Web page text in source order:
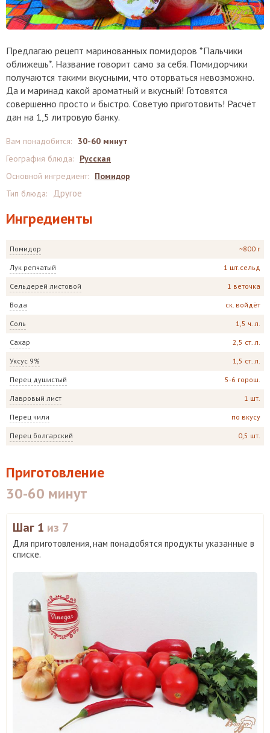
Предлагаю рецепт маринованных помидоров *Пальчики
оближешь*. Название говорит само за себя. Помидорчики
получаются такими вкусными, что оторваться невозможно.
Да и маринад какой ароматный и вкусный! Готовятся
совершенно просто и быстро. Советую приготовить! Расчёт
дан на 1,5 литровую банку.
Ингредиенты
Помидор ~800 г
Лук репчатый 1 шт.сельд
Сельдерей листовой 1 веточка
Вода ск. войдёт
Соль 1,5 ч. л.
Сахар 2,5 ст. л.
Уксус 9% 1,5 ст. л.
Перец душистый 5-6 горош.
Лавровый лист 1 шт.
Перец чили по вкусу
Перец болгарский 0,5 шт.
Вам понадобится:
30-60 минут
География блюда:
Русская
Основной ингредиент:
Помидор
Тип блюда: Другое
Приготовление
30-60 минут
Шаг 1 из 7
Для приготовления, нам понадобятся продукты указанные в
списке.